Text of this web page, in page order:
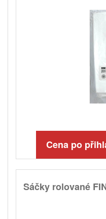
Cena po
Sáčky rolované